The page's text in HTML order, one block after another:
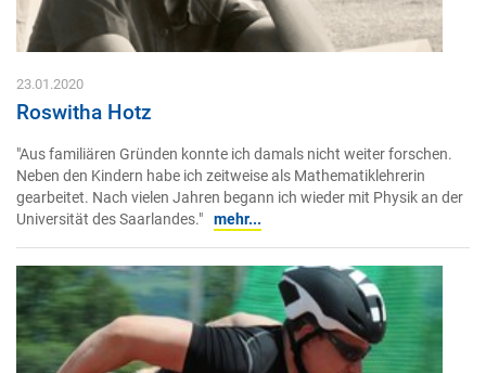
23.01.2020
Roswitha Hotz
"Aus familiären Gründen konnte ich damals nicht weiter forschen.
Neben den Kindern habe ich zeitweise als Mathematiklehrerin
gearbeitet. Nach vielen Jahren begann ich wieder mit Physik an der
Universität des Saarlandes." mehr...